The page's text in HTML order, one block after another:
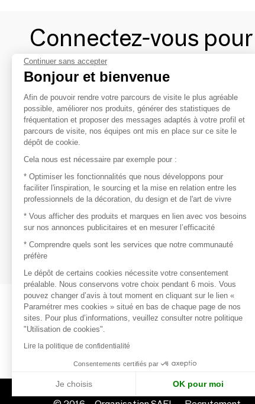
Connectez-vous pour
contacter les
Afin de profiter au mieux de l'expérience MOM et de
avec vos marques préférées, créez-vous un compte.
Découvrir
Les produits de milliers de fournisseurs à
S'inspirer
Inspiration et sélections de produits
Contacter
Continuer sans accepter
Bonjour et bienvenue
Afin de pouvoir rendre votre parcours de visite le plus agréable
possible, améliorer nos produits, générer des statistiques de
fréquentation et proposer des messages adaptés à votre profil et
parcours de visite, nos équipes ont mis en place sur ce site le
dépôt de cookie.
Cela nous est nécessaire par exemple pour :
* Optimiser les fonctionnalités que nous développons pour
faciliter l'inspiration, le sourcing et la mise en relation entre les
professionnels de la décoration, du design et de l'art de vivre
* Vous afficher des produits et marques en lien avec vos besoins
sur nos annonces publicitaires et en mesurer l’efficacité
* Comprendre quels sont les services que notre communauté
préfère
Le dépôt de certains cookies nécessite votre consentement
préalable. Nous conservons votre choix pendant 6 mois. Vous
pouvez changer d’avis à tout moment en cliquant sur le lien «
Paramétrer mes cookies » situé en bas de chaque page de nos
sites. Pour plus d’informations, veuillez consulter notre politique
"Utilisation de cookies".
Lire la politique de confidentialité
Consentements certifiés par
Je choisis OK pour moi